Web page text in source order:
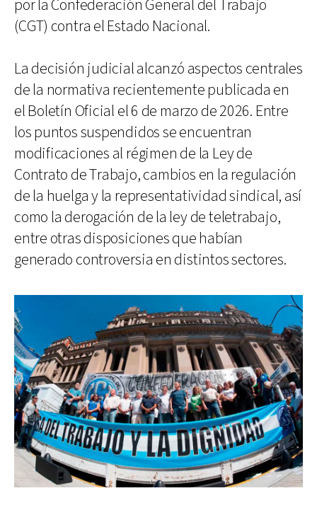
por la Confederación General del Trabajo
(CGT) contra el Estado Nacional.
La decisión judicial alcanzó aspectos centrales
de la normativa recientemente publicada en
el Boletín Oficial el 6 de marzo de 2026. Entre
los puntos suspendidos se encuentran
modificaciones al régimen de la Ley de
Contrato de Trabajo, cambios en la regulación
de la huelga y la representatividad sindical, así
como la derogación de la ley de teletrabajo,
entre otras disposiciones que habían
generado controversia en distintos sectores.